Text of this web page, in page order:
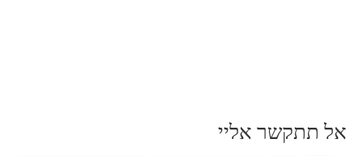
אל תתקשר אליי